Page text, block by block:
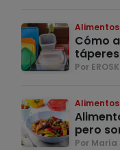
Cómo
Por
pero
Por María